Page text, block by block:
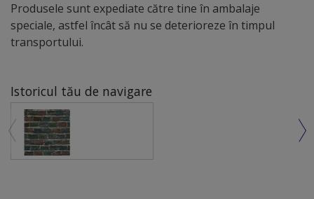
Produsele sunt expediate către tine în ambalaje
speciale, astfel încât să nu se deterioreze în timpul
transportului.
Istoricul tău de navigare